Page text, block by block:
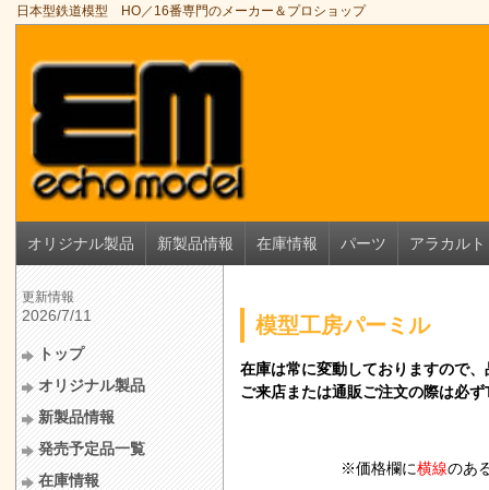
日本型鉄道模型 HO／16番専門のメーカー＆プロショップ
オリジナル製品 新製品情報 在庫情報 パーツ アラカルト
模型工房パーミル
在庫は常に変動しておりますので
ご来店または通販ご注文の際は必
※価格欄に横線のあ
更新情報
2026/7/11
トップ
オリジナル製品
新製品情報
発売予定品一覧
在庫情報